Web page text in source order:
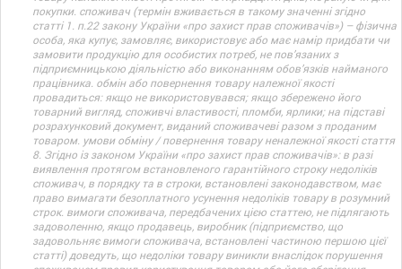
покупки. споживач (термін вживається в такому значенні згідно
статті 1. п.22 закону України «про захист прав споживачів») – фізична
особа, яка купує, замовляє, використовує або має намір придбати чи
замовити продукцію для особистих потреб, не пов’язаних з
підприємницькою діяльністю або виконанням обов’язків найманого
працівника. обмін або повернення товару належної якості
провадиться: якщо не використовувався; якщо збережено його
товарний вигляд, споживчі властивості, пломби, ярлики; на підставі
розрахунковий документ, виданий споживачеві разом з проданим
товаром. умови обміну / повернення товару неналежної якості стаття
8. Згідно із законом України «про захист прав споживачів»: в разі
виявлення протягом встановленого гарантійного строку недоліків
споживач, в порядку та в строки, встановлені законодавством, має
право вимагати безоплатного усунення недоліків товару в розумний
строк. вимоги споживача, передбачених цією статтею, не підлягають
задоволенню, якщо продавець, виробник (підприємство, що
задовольняє вимоги споживача, встановлені частиною першою цієї
статті) доведуть, що недоліки товару виникли внаслідок порушення